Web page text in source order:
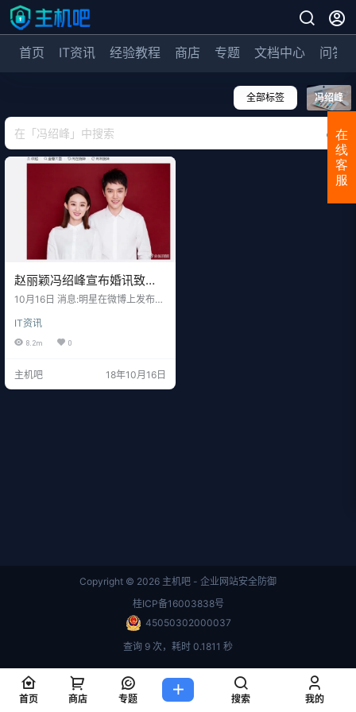
首页 IT资讯 经验教程 商店 专题 文档中心 问答
全部标签 冯绍峰
赵丽颖冯绍峰宣布婚讯致微
博再瘫痪
10月16日 消息:明星在微博上发布信
上午，演员赵丽颖和冯绍峰突然在
微博公布婚讯导致微博瘫痪。部分
娱乐圈明星通过微博公布恋情消
息，微博也曾出现相同情况。 据新
IT资讯
8.2m 0
主机吧 18年10月16日
在
线
客
服
Copyright © 2026 主机吧 - 企业网站安全防御
桂ICP备16003838号
45050302000037
查询 9 次，耗时 0.1811 秒
首页 商店 专题 搜索 我的